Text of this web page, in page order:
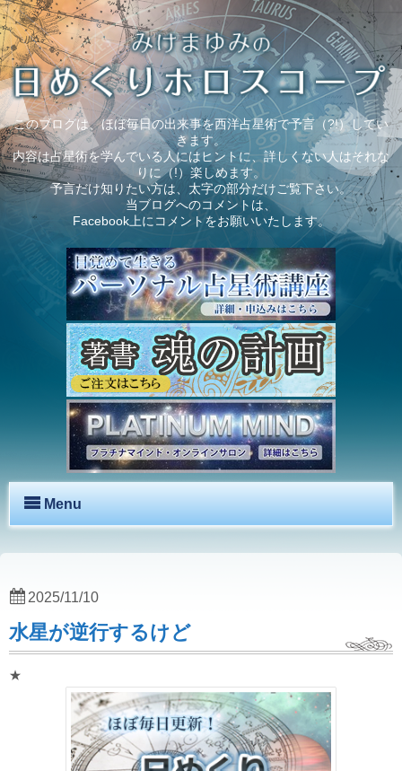
このブログは、ほぼ毎日の出来事を西洋占星術で予言（?!）してい
きます。
内容は占星術を学んでいる人にはヒントに、詳しくない人はそれな
りに（!）楽しめます。
予言だけ知りたい方は、太字の部分だけご覧下さい。
当ブログへのコメントは、
Facebook上にコメントをお願いいたします。
Menu
水星が逆行するけど
★
2025/11/10